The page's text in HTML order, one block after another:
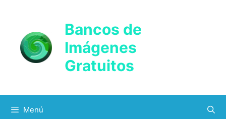
contenido
Bancos de
Imágenes
Gratuitos
Menú